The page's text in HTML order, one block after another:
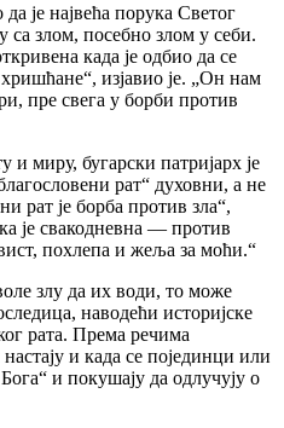
је највећа порука Светог
са злом, посебно злом у себи.
када је одбио да се
изјавио је. „Он нам
пре свега у борби против
и миру, бугарски патријарх је
рат“ духовни, а не
рат је борба против зла“,
је свакодневна — против
похлепа и жеља за моћи.“
злу да их води, то може
наводећи историјске
рата. Према речима
и када се појединци или
и покушају да одлучују о